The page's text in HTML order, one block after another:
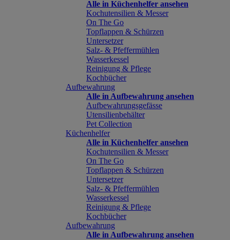
Alle in Küchenhelfer ansehen
Kochutensilien & Messer
On The Go
Topflappen & Schürzen
Untersetzer
Salz- & Pfeffermühlen
Wasserkessel
Reinigung & Pflege
Kochbücher
Aufbewahrung
Alle in Aufbewahrung ansehen
Aufbewahrungsgefässe
Utensilienbehälter
Pet Collection
Küchenhelfer
Alle in Küchenhelfer ansehen
Kochutensilien & Messer
On The Go
Topflappen & Schürzen
Untersetzer
Salz- & Pfeffermühlen
Wasserkessel
Reinigung & Pflege
Kochbücher
Aufbewahrung
Alle in Aufbewahrung ansehen